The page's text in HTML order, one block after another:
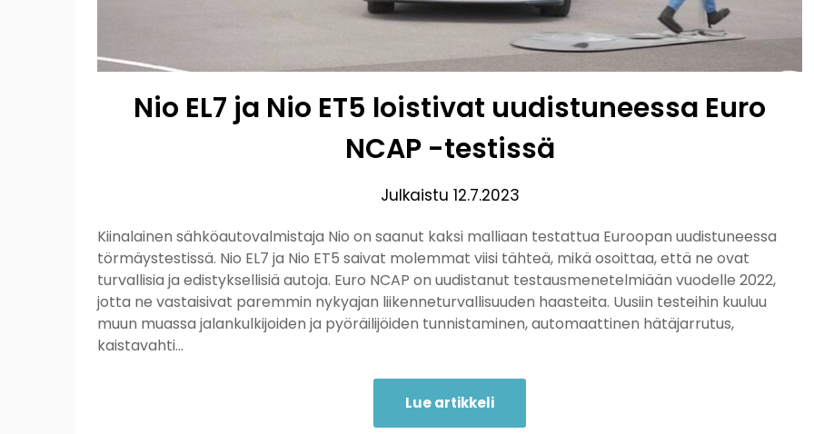
Nio EL7 ja Nio ET5 loistivat uudistuneessa Euro
NCAP -testissä
Julkaistu 12.7.2023
Kiinalainen sähköautovalmistaja Nio on saanut kaksi malliaan testattua Euroopan uudistuneessa
törmäystestissä. Nio EL7 ja Nio ET5 saivat molemmat viisi tähteä, mikä osoittaa, että ne ovat
turvallisia ja edistyksellisiä autoja. Euro NCAP on uudistanut testausmenetelmiään vuodelle 2022,
jotta ne vastaisivat paremmin nykyajan liikenneturvallisuuden haasteita. Uusiin testeihin kuuluu
muun muassa jalankulkijoiden ja pyöräilijöiden tunnistaminen, automaattinen hätäjarrutus,
kaistavahti…
Lue artikkeli